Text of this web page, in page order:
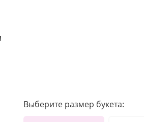
Выберите размер букета: